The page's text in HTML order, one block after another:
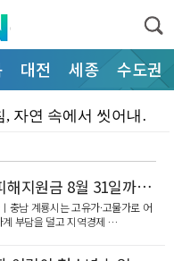
대전 세종 수도권
자연 속에서 씻어내…
힌다”… 천안시청소…
운다”… 천안시청소…
선한다”… 천안시의회…
계룡시, 고유가피해지원금 8월 31일까지 꼭 사용하세요
충남 계룡시는 고유가·고물가로 어
계 부담을 덜고 지역경제 …